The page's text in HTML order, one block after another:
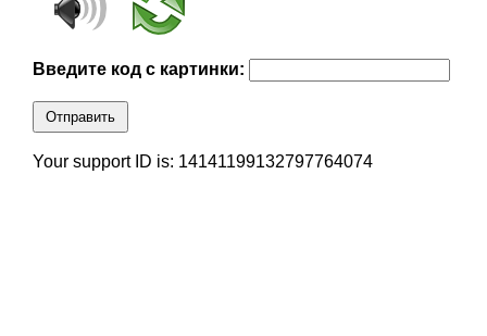
Введите код с картинки:
Отправить
Your support ID is: 14141199132797764074